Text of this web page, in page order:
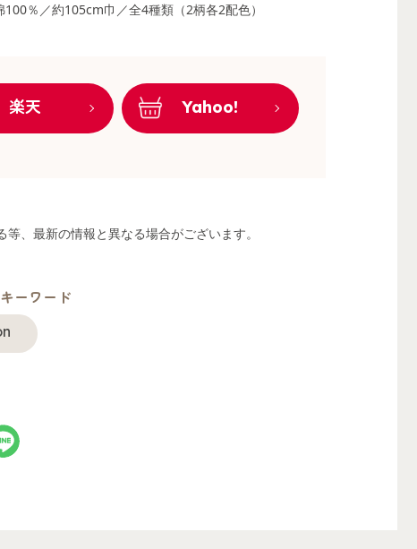
100％／約105cm巾／全4種類（2柄各2配色）
楽天 Yahoo!
、最新の情報と異なる場合がございます。
ーワード